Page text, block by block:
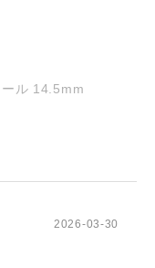
ル 14.5mm
2026-03-30